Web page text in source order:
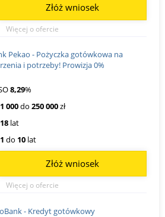
Więcej o ofercie
Złóż wniosek
Pekao - Pożyczka gotówkowa na
i potrzeby! Prowizja 0%
8,29%
1 000do 250 000zł
18 lat
1 do 10 lat
Więcej o ofercie
Złóż wniosek
- Kredyt gotówkowy